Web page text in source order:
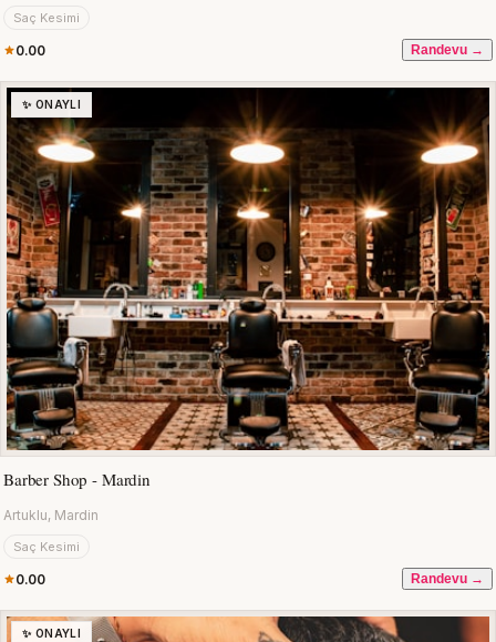
Saç Kesimi
0.00 Randevu →
✨ ONAYLI
Barber Shop - Mardin
Artuklu, Mardin
Saç Kesimi
0.00 Randevu →
✨ ONAYLI